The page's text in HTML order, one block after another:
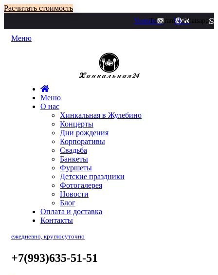
Расчитать стоимость
YoutubeTelegramVkWhatsapp
Меню
Меню
О нас
Хинкальная в Жулебино
Концерты
Дни рождения
Корпоративы
Свадьба
Банкеты
Фуршеты
Детские праздники
Фотогалерея
Новости
Блог
Оплата и доставка
Контакты
ежедневно, круглосуточно
+7(993)635-51-51